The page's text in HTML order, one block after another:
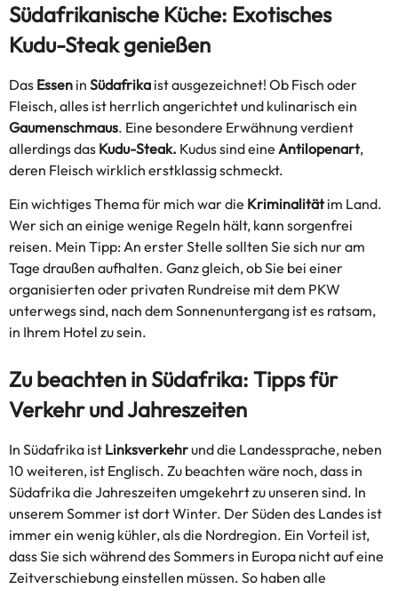
Südafrikanische Küche: Exotisches
Kudu-Steak genießen
Das Essen in Südafrika ist ausgezeichnet! Ob Fisch oder
Fleisch, alles ist herrlich angerichtet und kulinarisch ein
Gaumenschmaus. Eine besondere Erwähnung verdient
allerdings das Kudu-Steak. Kudus sind eine Antilopenart,
deren Fleisch wirklich erstklassig schmeckt.
Ein wichtiges Thema für mich war die Kriminalitätim Land.
Wer sich an einige wenige Regeln hält, kann sorgenfrei
reisen. Mein Tipp: An erster Stelle sollten Sie sich nur am
Tage draußen aufhalten. Ganz gleich, ob Sie bei einer
organisierten oder privaten Rundreise mit dem PKW
unterwegs sind, nach dem Sonnenuntergang ist es ratsam,
in Ihrem Hotel zu sein.
Zu beachten in Südafrika: Tipps für
Verkehr und Jahreszeiten
In Südafrika ist Linksverkehrund die Landessprache, neben
10 weiteren, ist Englisch. Zu beachten wäre noch, dass in
Südafrika die Jahreszeiten umgekehrt zu unseren sind. In
unserem Sommer ist dort Winter. Der Süden des Landes ist
immer ein wenig kühler, als die Nordregion. Ein Vorteil ist,
dass Sie sich während des Sommers in Europa nicht auf eine
Zeitverschiebung einstellen müssen. So haben alle